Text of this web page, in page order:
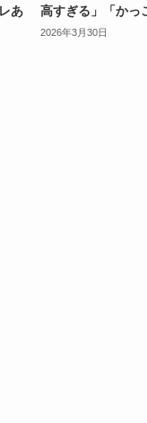
あ
高すぎる」「かっ
2026年3月30日